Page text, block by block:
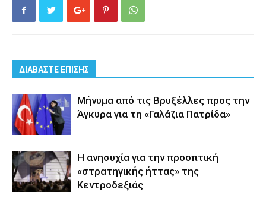
ΔΙΑΒΑΣΤΕ ΕΠΙΣΗΣ
Μήνυμα από τις Βρυξέλλες προς την
Άγκυρα για τη «Γαλάζια Πατρίδα»
Η ανησυχία για την προοπτική
«στρατηγικής ήττας» της
Κεντροδεξιάς